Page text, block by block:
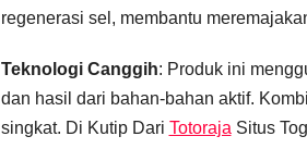
regenerasi sel, membantu
Teknologi Canggih: Produk ini
dan hasil dari bahan-bahan aktif.
singkat. Di Kutip Dari TotorajaSitus